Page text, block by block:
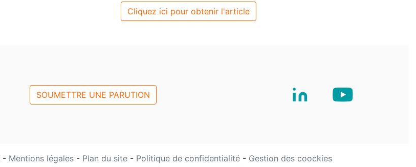
Cliquez ici pour obtenir l'article
SOUMETTRE UNE PARUTION
- Mentions légales - Plan du site - Politique de confidentialité - Gestion des coockies